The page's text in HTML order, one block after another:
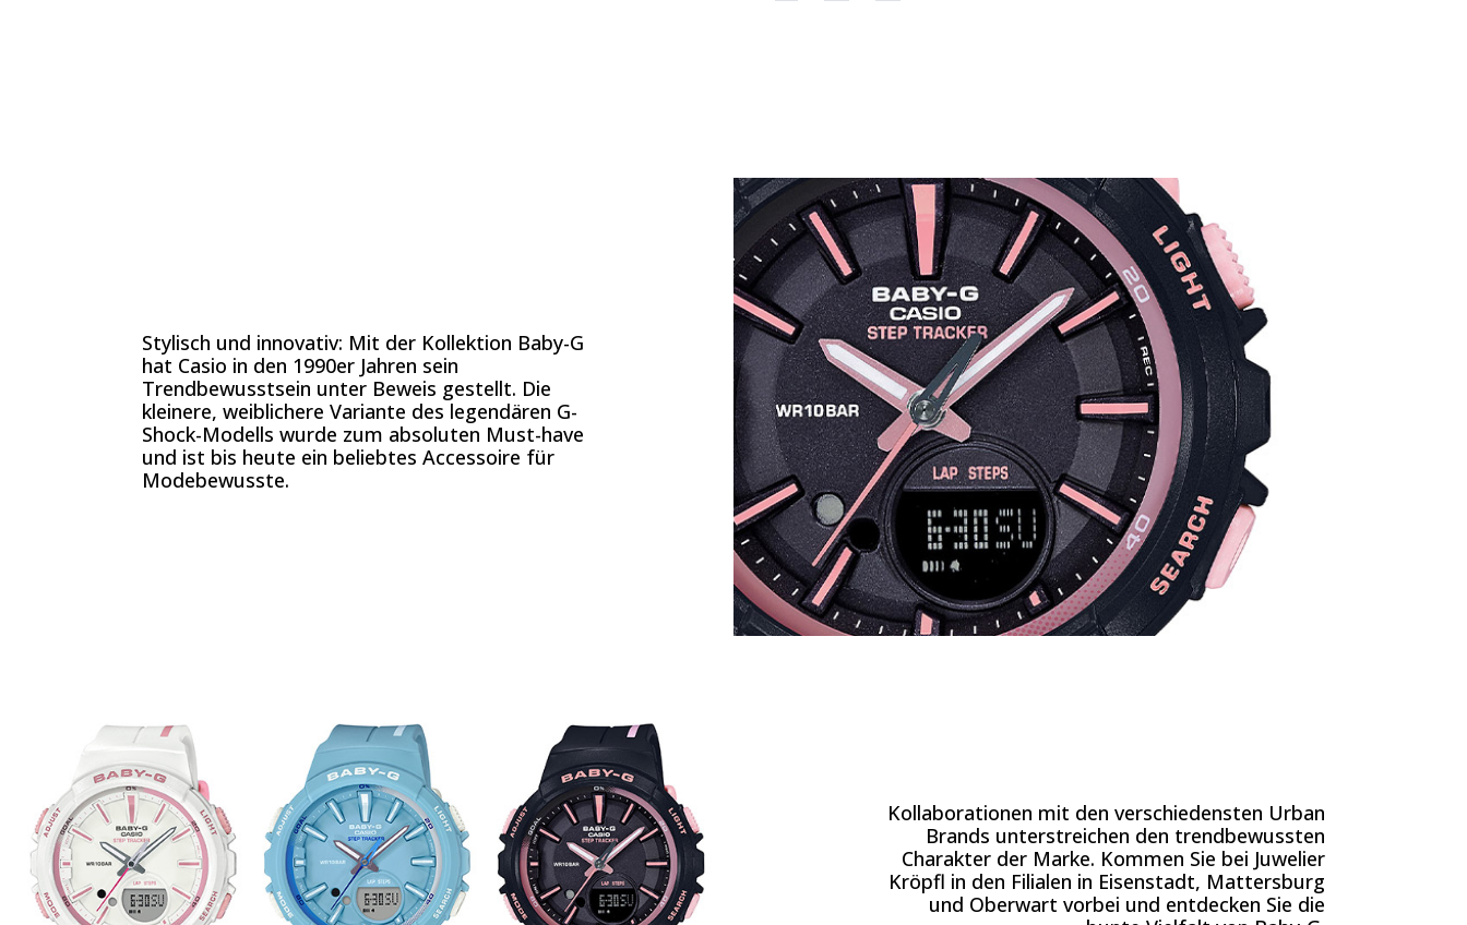
Stylisch und innovativ: Mit der Kollektion Baby-G
hat Casio in den 1990er Jahren sein
Trendbewusstsein unter Beweis gestellt. Die
kleinere, weiblichere Variante des legendären G-
Shock-Modells wurde zum absoluten Must-have
und ist bis heute ein beliebtes Accessoire für
Modebewusste.
Kollaborationen mit den verschiedensten Urban
Brands unterstreichen den trendbewussten
Charakter der Marke. Kommen Sie bei Juwelier
Kröpfl in den Filialen in Eisenstadt, Mattersburg
und Oberwart vorbei und entdecken Sie die